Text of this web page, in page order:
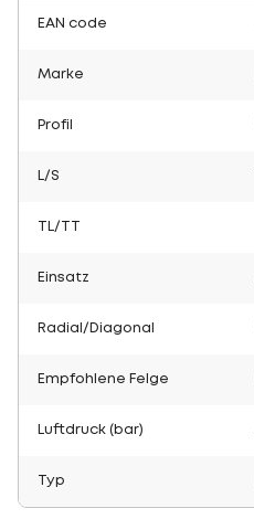
EAN code
Marke
Profil
L/S
TL/TT
Einsatz
Radial/Diagonal
Empfohlene Felge
Luftdruck (bar)
Typ